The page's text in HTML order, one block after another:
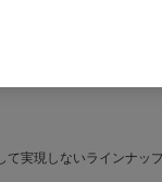
実現しないラインナップ